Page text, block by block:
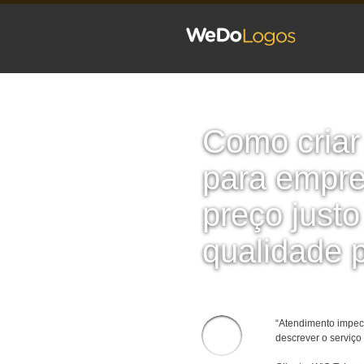
Como
para
preço
qualidade
“Atendimento
descrever o